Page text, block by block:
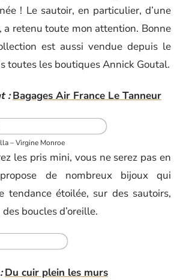
! Le sautoir, en particulier, d’une
a retenu toute mon attention. Bonne
est aussi vendue depuis le
toutes les boutiques Annick Goutal.
: Bagages Air France Le Tanneur
– Virgine Monroe
les pris mini, vous ne serez pas en
de nombreux bijoux qui
tendance étoilée, sur des sautoirs,
boucles d’oreille.
Du cuir plein les murs